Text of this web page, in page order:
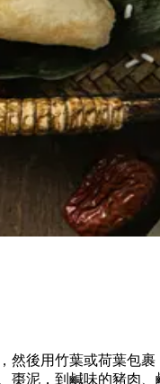
後用竹葉或荷葉包
泥，到鹹味的豬肉